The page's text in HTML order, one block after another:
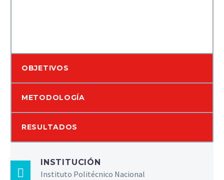
OBJETIVOS
METODOLOGÍA
RESULTADOS
INSTITUCIÓN
Instituto Politécnico Nacional